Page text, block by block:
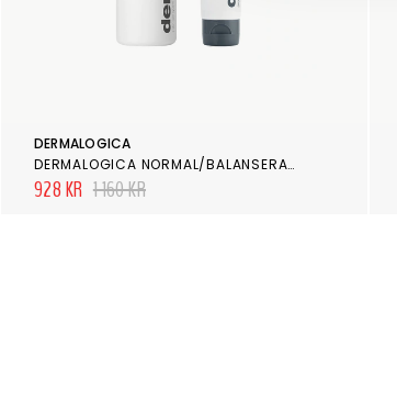
DERMALOGICA
DERMALOGICA NORMAL/BALANSERAD HUD
928 KR 1 160 KR